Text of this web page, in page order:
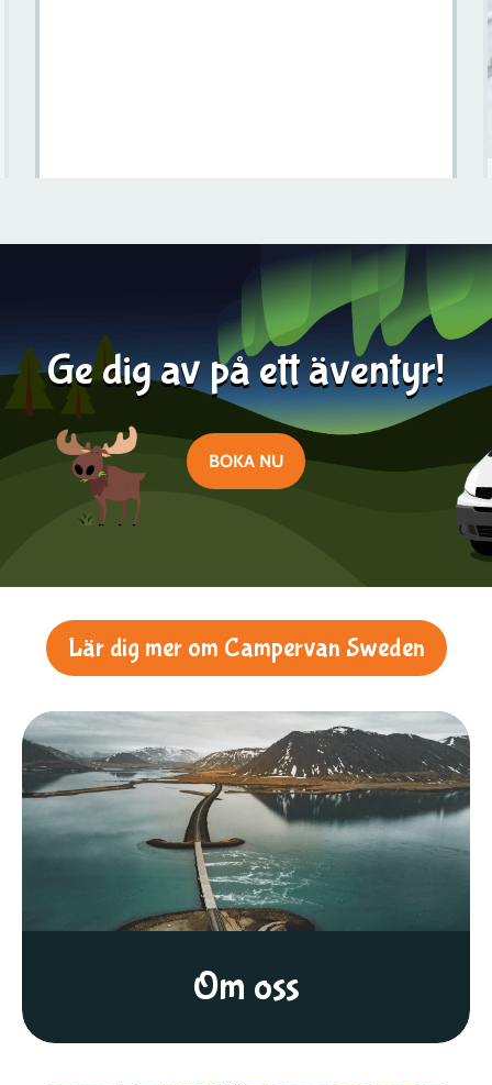
Läs mer
Ge dig av på ett äventyr!
BOKA NU
Lär dig mer om Campervan Sweden
Om oss